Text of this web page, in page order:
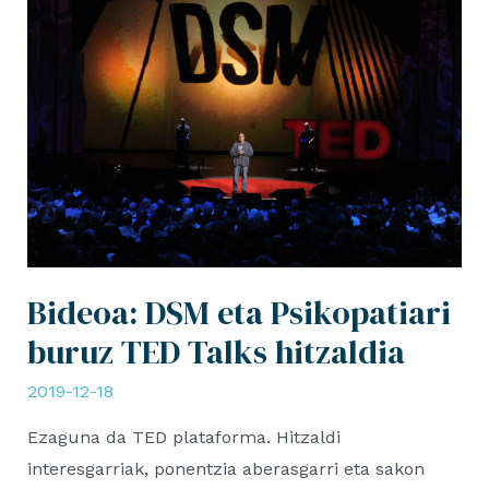
Bideoa: DSM eta Psikopatiari
buruz TED Talks hitzaldia
2019-12-18
Ezaguna da TED plataforma. Hitzaldi
interesgarriak, ponentzia aberasgarri eta sakon